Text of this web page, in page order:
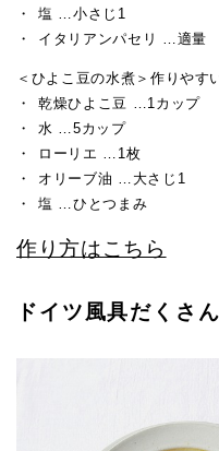
塩 …小さじ1
イタリアンパセリ …適量
＜ひよこ豆の水煮＞作りやす
乾燥ひよこ豆 …1カップ
水 …5カップ
ローリエ …1枚
オリーブ油 …大さじ1
塩 …ひとつまみ
作り方はこちら
ドイツ風具だくさ